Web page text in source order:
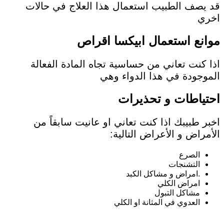
قد يصف الطبيب استعمال هذا العلاج في حالات
اخري
موانع استعمال ابيكسا اقراص
اذا كنت تعاني من حساسية تجاه المادة الفعالة
الموجودة في هذا الدواء وهي
احتياطات و تحذيرات
اخبر طبيبك اذا كنت تعاني او عانيت سابقاً من
الأمراض و الأعراض التالية:
الصرع
التشنجات
.امراض و مشاكل الكبد
امراض الكلي
مشاكل التبول
العدوي في المثانة او الكلي